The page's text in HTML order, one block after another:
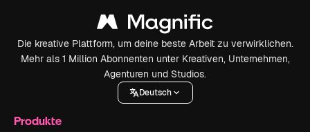
Die kreative Plattform, um deine beste Arbeit zu verwirklichen.
Mehr als 1 Million Abonnenten unter Kreativen, Unternehmen,
Agenturen und Studios.
Deutsch
Produkte